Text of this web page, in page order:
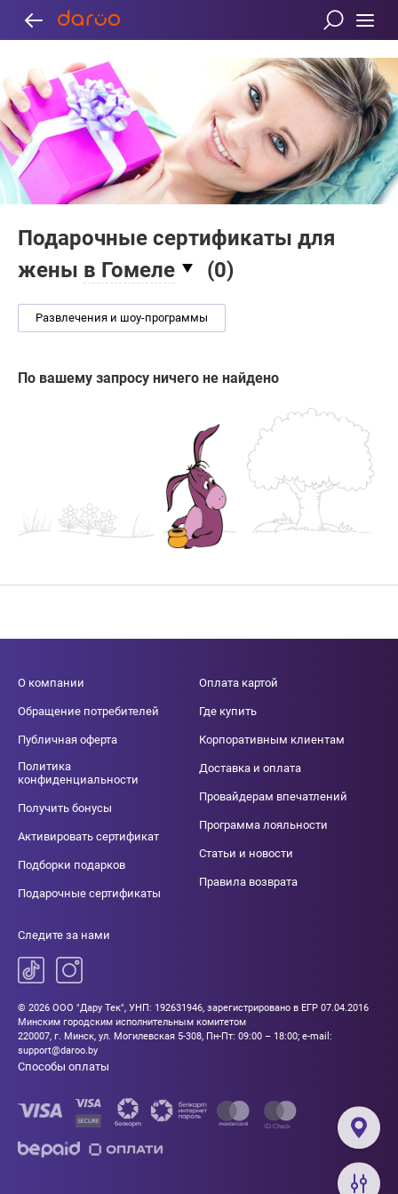
Подарочные сертификаты для
жены в Гомеле (0)
Развлечения и шоу-программы
По вашему запросу ничего не найдено
О компании
Обращение потребителей
Публичная оферта
Политика
конфиденциальности
Получить бонусы
Активировать сертификат
Подборки подарков
Подарочные сертификаты
Оплата картой
Где купить
Корпоративным клиентам
Доставка и оплата
Провайдерам впечатлений
Программа лояльности
Статьи и новости
Правила возврата
Следите за нами
© 2026 ООО "Дару Тек", УНП: 192631946, зарегистрировано в ЕГР 07.04.2016
Минским городским исполнительным комитетом
220007, г. Минск, ул. Могилевская 5-308, Пн-Пт: 09:00 – 18:00; e-mail:
support@daroo.by
Способы оплаты